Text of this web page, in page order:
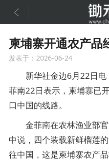

柬埔寨开通农产品
发表于：2026-06-24
新华社金边6月22日电
菲南22日表示，柬埔寨已
口中国的线路。
金菲南在农林渔业部官
中说，四个装载新鲜榴莲
往中国，这是柬埔寨农产